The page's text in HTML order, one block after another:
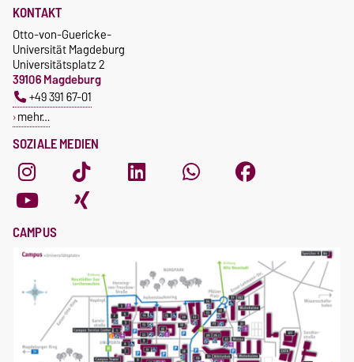
SOZIALE MEDIEN
KONTAKT
Otto-von-Guericke-
Universität Magdeburg
Universitätsplatz 2
39106 Magdeburg
+49 391 67-01
mehr…
CAMPUS